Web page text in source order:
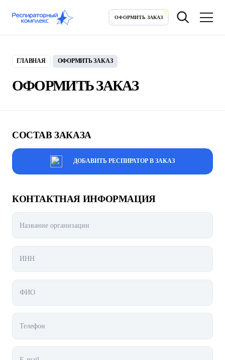
ОФОРМИТЬ ЗАКАЗ
ОФОРМИТЬ ЗАКАЗ
ГЛАВНАЯ ОФОРМИТЬ ЗАКАЗ
ОФОРМИТЬ ЗАКАЗ
СОСТАВ ЗАКАЗА
ДОБАВИТЬ РЕСПИРАТОР В ЗАКАЗ
ДОБАВИТЬ РЕСПИРАТОР В ЗАКАЗ
КОНТАКТНАЯ ИНФОРМАЦИЯ